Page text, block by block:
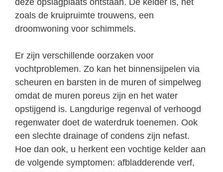
zoals de kruipruimte trouwens, een
droomwoning voor schimmels.
Er zijn verschillende oorzaken voor
vochtproblemen. Zo kan het binnensijpelen via
scheuren en barsten in de muren of simpelweg
omdat de muren poreus zijn en het water
opstijgend is. Langdurige regenval of verhoogd
regenwater doet de waterdruk toenemen. Ook
een slechte drainage of condens zijn nefast.
Hoe dan ook, u herkent een vochtige kelder aan
de volgende symptomen: afbladderende verf,